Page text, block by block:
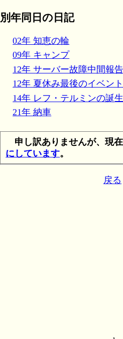
別年同日の日記
02年 知恵の輪
09年 キャンプ
12年 サーバー故障中間報告
12年 夏休み最後のイベント
14年 レフ・テルミンの誕
21年 納車
申し訳ありませんが、現在
にしています。
戻る